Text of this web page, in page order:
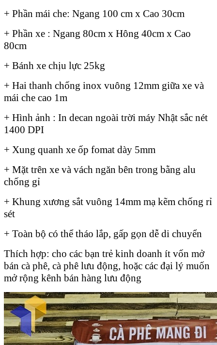
+ Phần mái che: Ngang 100 cm x Cao 30cm
+ Phần xe : Ngang 80cm x Hông 40cm x Cao
80cm
+ Bánh xe chịu lực 25kg
+ Hai thanh chống inox vuông 12mm giữa xe và
mái che cao 1m
+ Hình ảnh : In decan ngoài trời máy Nhật sắc nét
1400 DPI
+ Xung quanh xe ốp fomat dày 5mm
+ Mặt trên xe và vách ngăn bên trong bằng alu
chống gỉ
+ Khung xương sắt vuông 14mm mạ kẽm chống rỉ
sét
+ Toàn bộ có thể tháo lắp, gấp gọn dễ di chuyển
Thích hợp: cho các bạn trẻ kinh doanh ít vốn mở
bán cà phê, cà phê lưu động, hoặc các đại lý muốn
mở rộng kênh bán hàng lưu động